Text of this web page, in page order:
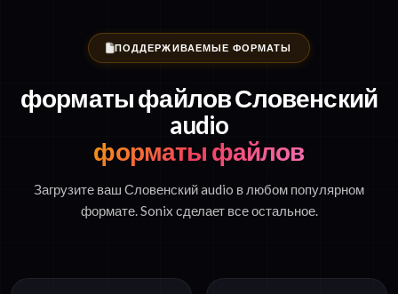
ПОДДЕРЖИВАЕМЫЕ ФОРМАТЫ
форматы файлов Словенский
audio
форматы файлов
Загрузите ваш Словенский audio в любом популярном
формате. Sonix сделает все остальное.